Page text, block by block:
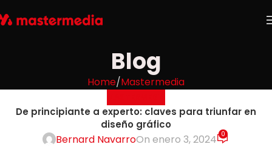
Blog
Home Mastermedia
De principiante a experto: claves para triunfar en
diseño gráfico
Bernard NavarroOn enero 3, 2024 0